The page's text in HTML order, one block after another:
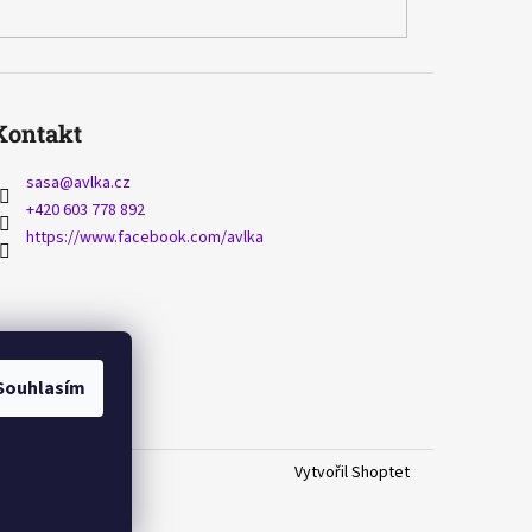
sasa@avlka.cz
+420 603 778 892
https://www.facebook.com/avlka
Vytvořil Shoptet